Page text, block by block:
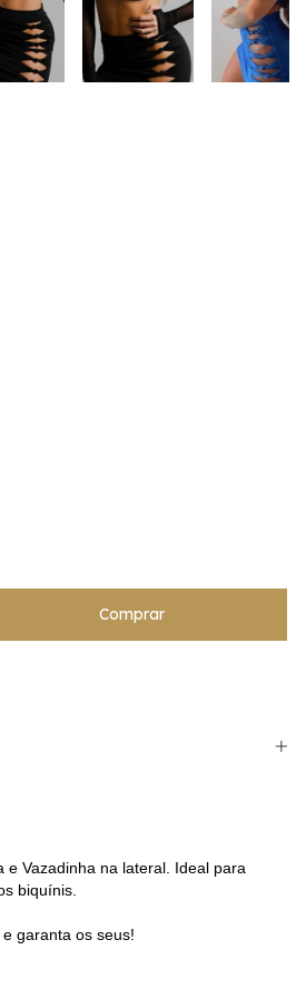
e Vazadinha na lateral. Ideal para
biquínis.
garanta os seus!